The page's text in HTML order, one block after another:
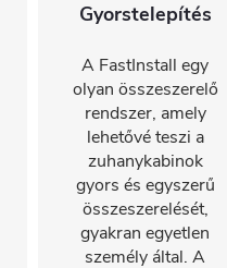
Gyorstelepítés
A FastInstall egy
olyan összeszerelő
rendszer, amely
lehetővé teszi a
zuhanykabinok
gyors és egyszerű
összeszerelését,
gyakran egyetlen
személy által. A